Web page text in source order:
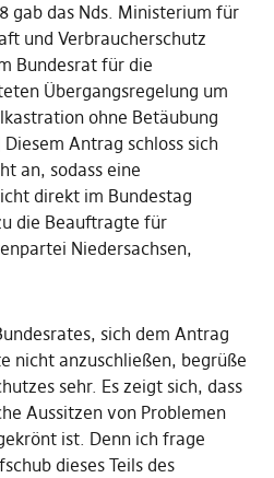
gab das Nds. Ministerium für
und Verbraucherschutz
Bundesrat für die
Übergangsregelung um
ohne Betäubung
Antrag schloss sich
an, sodass eine
direkt im Bundestag
die Beauftragte für
Niedersachsen,
sich dem Antrag
nicht anzuschließen, begrüße
sehr. Es zeigt sich, dass
Aussitzen von Problemen
ist. Denn ich frage
dieses Teils des